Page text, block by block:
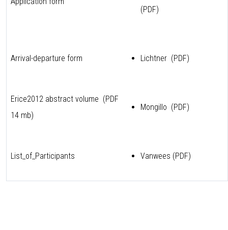
(PDF)
Arrival-departure form Lichtner (PDF)
Erice2012 abstract volume (PDF
14 mb)
Mongillo (PDF)
List_of_Participants Vanwees (PDF)